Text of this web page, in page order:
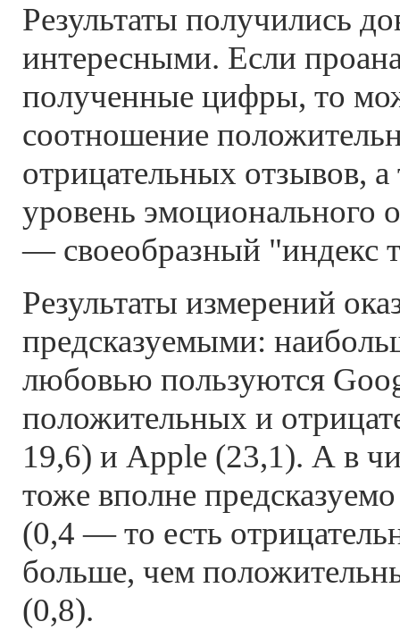
Результаты получились
интересными. Если
полученные цифры, то
соотношение
отрицательных отзывов,
уровень эмоционального
— своеобразный "индекс
Результаты измерений
предсказуемыми:
любовью пользуются
положительных и
19,6) и Apple (23,1). А в
тоже вполне
(0,4 — то есть
больше, чем
(0,8).